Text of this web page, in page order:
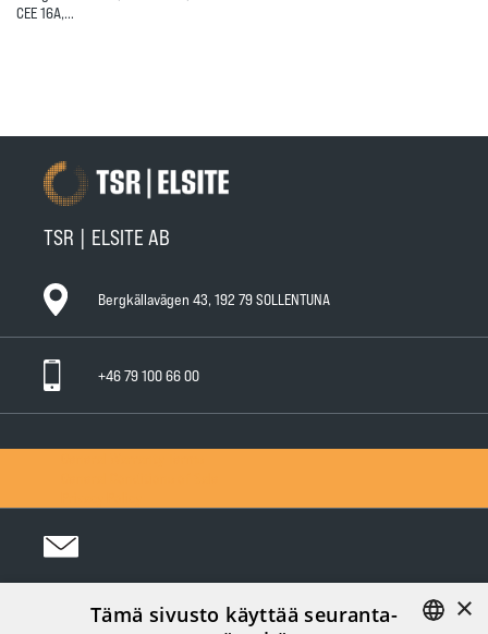
CEE 16A,…
TSR | ELSITE AB
Bergkällavägen 43, 192 79 SOLLENTUNA
+46 79 100 66 00
×
Tämä sivusto käyttää seuranta-